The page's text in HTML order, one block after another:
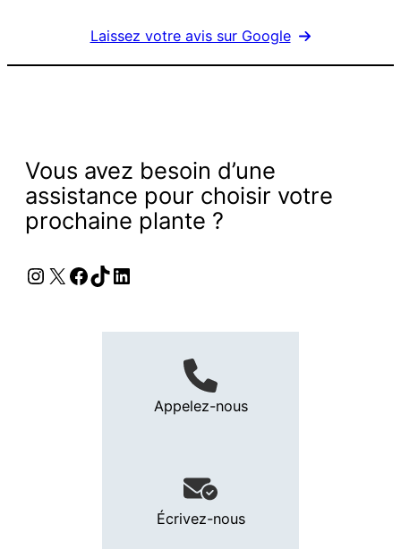
Laissez votre avis sur Google
Vous avez besoin d’une
assistance pour choisir votre
prochaine plante ?
Instagram
X Facebook
TikTok
LinkedIn
Appelez-nous
Écrivez-nous